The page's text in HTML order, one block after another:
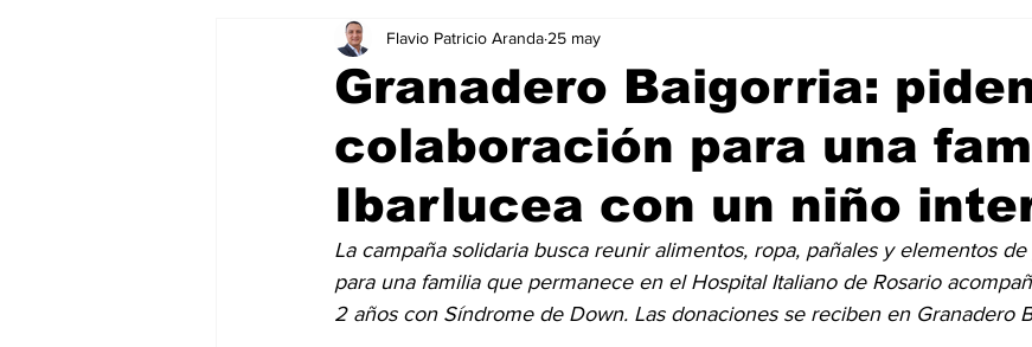
Nacionales Beltrán San Lorenzo
Roldán Departamento San Lorenzo Pujato Turismo Economía
Medioambiente
Granadero Baigorria:
colaboración para una
Ibarlucea con un niño
Flavio Patricio Aranda 25 may
La campaña solidaria busca reunir alimentos, ropa, pañales y elementos
para una familia que permanece en el Hospital Italiano de Rosario
2 años con Síndrome de Down. Las donaciones se reciben en Granadero